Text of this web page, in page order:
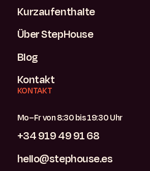
Kurzaufenthalte
Über StepHouse
Blog
Kontakt
KONTAKT
Mo–Fr von 8:30 bis 19:30 Uhr
+34 919 49 91 68
hello@stephouse.es